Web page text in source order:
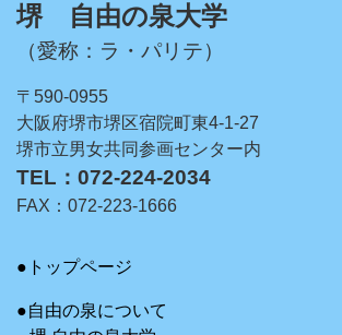
堺 自由の泉大学
（愛称：ラ・パリテ）
〒590-0955
大阪府堺市堺区宿院町東4-1-27
堺市立男女共同参画センター内
TEL：072-224-2034
FAX：072-223-1666
●トップページ
●自由の泉について